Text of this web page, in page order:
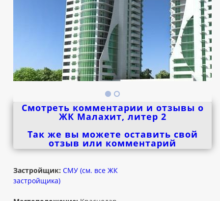
Смотреть комментарии и отзывы о
ЖК Малахит, литер 2
Так же вы можете оставить свой
отзыв или комментарий
Застройщик: СМУ (см. все ЖК
застройщика)